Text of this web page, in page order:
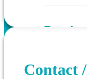
Contact